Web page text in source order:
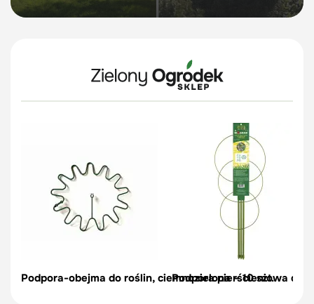
Podpora-obejma do roślin, ciemnozielona – 10 szt.
Podpora pierścieniowa do